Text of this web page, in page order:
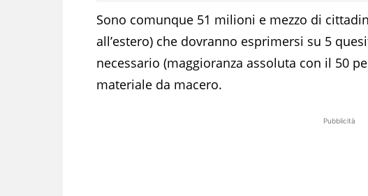
Sono comunque 51 milioni e mezzo di
all’estero) che dovranno esprimersi su 5
necessario (maggioranza assoluta con il 50
materiale da macero.
Pubblicità